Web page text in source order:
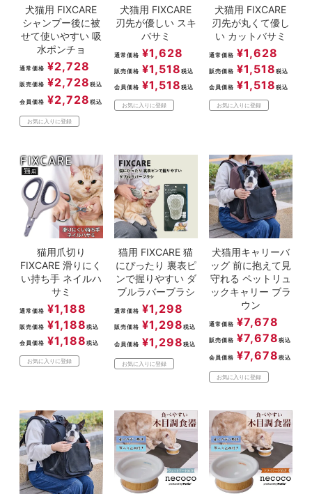
犬猫用 FIXCARE
シャンプー後に被
せて使いやすい 吸
水ポンチョ
通常価格 ¥2,728
販売価格 ¥2,728 税込
会員価格 ¥2,728 税込
お気に入りに登録
犬猫用 FIXCARE
刃先が優しい スキ
バサミ
通常価格 ¥1,628
販売価格 ¥1,518 税込
会員価格 ¥1,518 税込
お気に入りに登録
犬猫用 FIXCARE
刃先が丸くて優し
い カットバサミ
通常価格 ¥1,628
販売価格 ¥1,518 税込
会員価格 ¥1,518 税込
お気に入りに登録
猫用爪切り
FIXCARE 滑りにく
い持ち手 ネイルハ
サミ
通常価格 ¥1,188
販売価格 ¥1,188 税込
会員価格 ¥1,188 税込
お気に入りに登録
猫用 FIXCARE 猫
にぴったり 裏表ピ
ンで握りやすい ダ
ブルラバーブラシ
通常価格 ¥1,298
販売価格 ¥1,298 税込
会員価格 ¥1,298 税込
お気に入りに登録
犬猫用キャリーバ
ッグ 前に抱えて見
守れる ペットリュ
ックキャリー ブラ
ウン
通常価格 ¥7,678
販売価格 ¥7,678 税込
会員価格 ¥7,678 税込
お気に入りに登録